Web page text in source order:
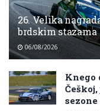
26. Velika
brdskim stazama
06/08/2026
Knego
sezone